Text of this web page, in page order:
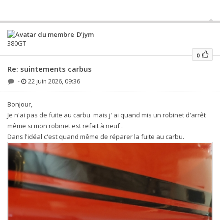
D'jym
380GT
Re: suintements carbus
- 22 juin 2026, 09:36
Bonjour,
Je n'ai pas de fuite au carbu mais j' ai quand mis un robinet d'arrêt
même si mon robinet est refait à neuf .
Dans l'idéal c'est quand même de réparer la fuite au carbu.
0